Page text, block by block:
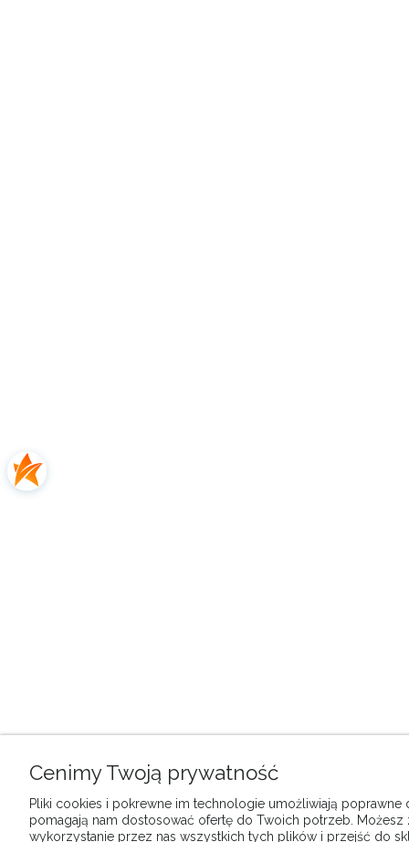
Cenimy Twoją prywatność
Pliki cookies i pokrewne im technologie umożliwiają poprawne
pomagają nam dostosować ofertę do Twoich potrzeb. Możesz
wykorzystanie przez nas wszystkich tych plików i przejść do